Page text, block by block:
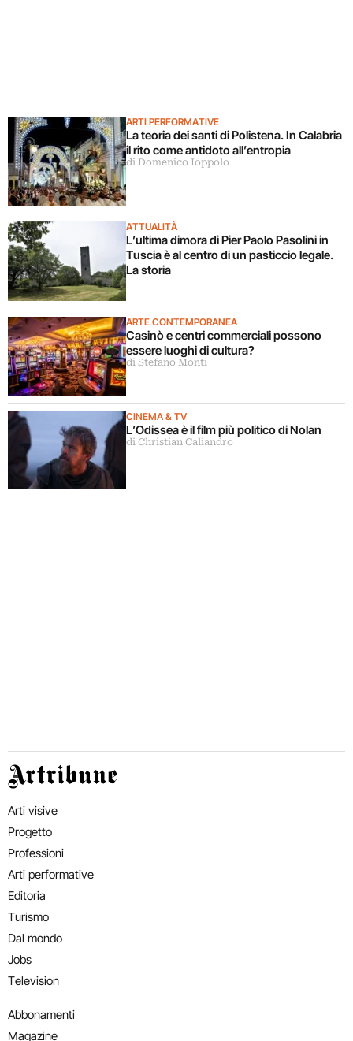
ARTI PERFORMATIVE
La teoria dei santi di Polistena. In Calabria
il rito come antidoto all’entropia
di Domenico Ioppolo
ATTUALITÀ
L’ultima dimora di Pier Paolo Pasolini in
Tuscia è al centro di un pasticcio legale.
La storia
ARTE CONTEMPORANEA
Casinò e centri commerciali possono
essere luoghi di cultura?
di Stefano Monti
CINEMA & TV
L’Odissea è il film più politico di Nolan
di Christian Caliandro
Artribune
Arti visive
Progetto
Professioni
Arti performative
Editoria
Turismo
Dal mondo
Jobs
Television
Abbonamenti
Magazine